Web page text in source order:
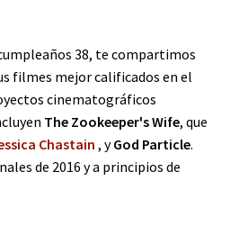
38, te compartimos
filmes mejor calificados en el
cinematográficos
The Zookeeper's Wife, que
Chastain, yGod Particle.
de 2016 y a principios de